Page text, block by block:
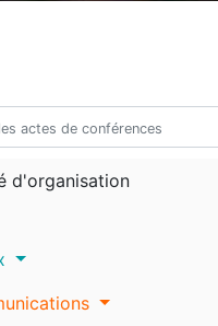
d'organisation